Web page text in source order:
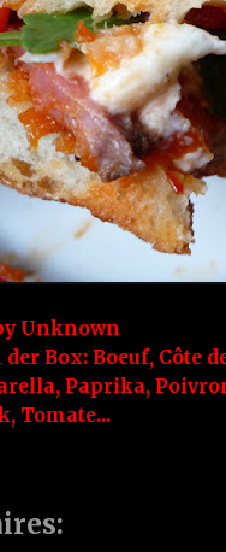
Unknown
der Box: Boeuf, Côte
, Paprika,
, Tomate...